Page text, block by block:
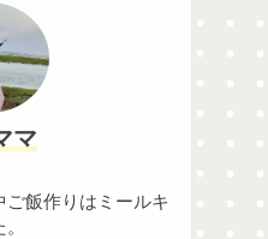
マ
飯作りはミールキ